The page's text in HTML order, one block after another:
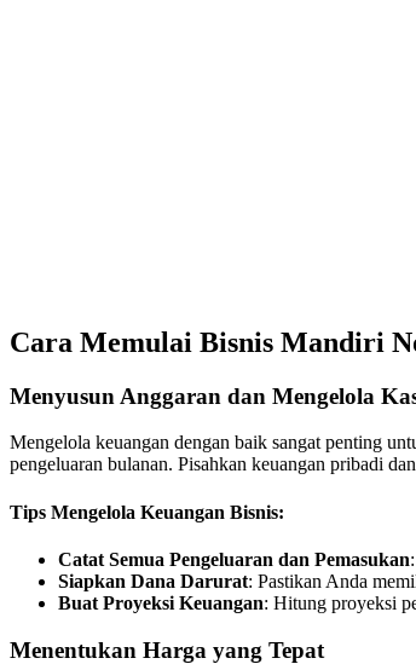
Cara Memulai Bisnis Mandiri
Menyusun Anggaran dan Mengelola
Mengelola keuangan dengan baik sangat penting
pengeluaran bulanan. Pisahkan keuangan pribadi
Tips Mengelola Keuangan Bisnis:
Catat Semua Pengeluaran dan Pemasukan
Siapkan Dana Darurat: Pastikan Anda
Buat Proyeksi Keuangan: Hitung proyeksi
Menentukan Harga yang Tepat